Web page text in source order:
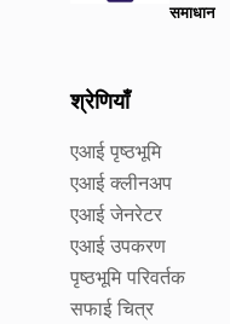
समाधान
श्रेणियाँ
एआई पृष्ठभूमि
एआई क्लीनअप
एआई जेनरेटर
एआई उपकरण
पृष्ठभूमि परिवर्तक
सफाई चित्र